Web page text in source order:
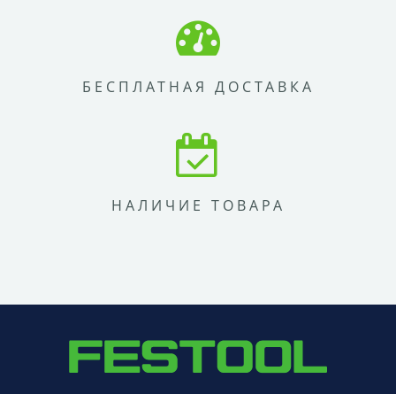
БЕСПЛАТНАЯ ДОСТАВКА
НАЛИЧИЕ ТОВАРА